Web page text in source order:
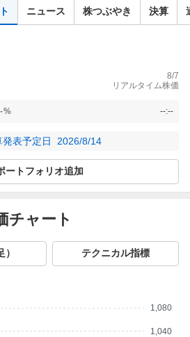
ニュース 株つぶやき 決算
8/7
リアルタイム株価
% --:--
発表予定日 2026/8/14
ートフォリオ追加
チャート
テクニカル指標
1,040
1,080